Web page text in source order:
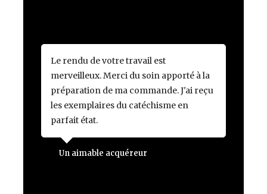
Le rendu de votre travail est
merveilleux. Merci du soin apporté à la
préparation de ma commande. J'ai reçu
les exemplaires du catéchisme en
parfait état.
Un aimable acquéreur